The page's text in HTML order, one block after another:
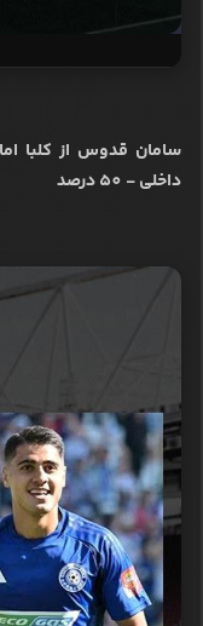
سامان قدوس از کلبا
داخلی - 50 درصد